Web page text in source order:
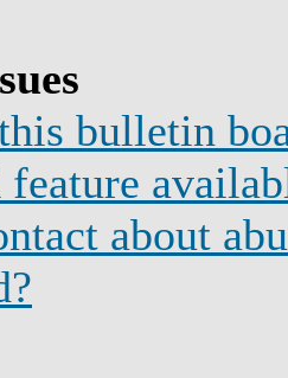
bulletin
about